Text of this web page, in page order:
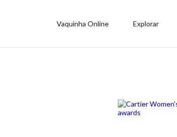
Vaquinha Online Explorar